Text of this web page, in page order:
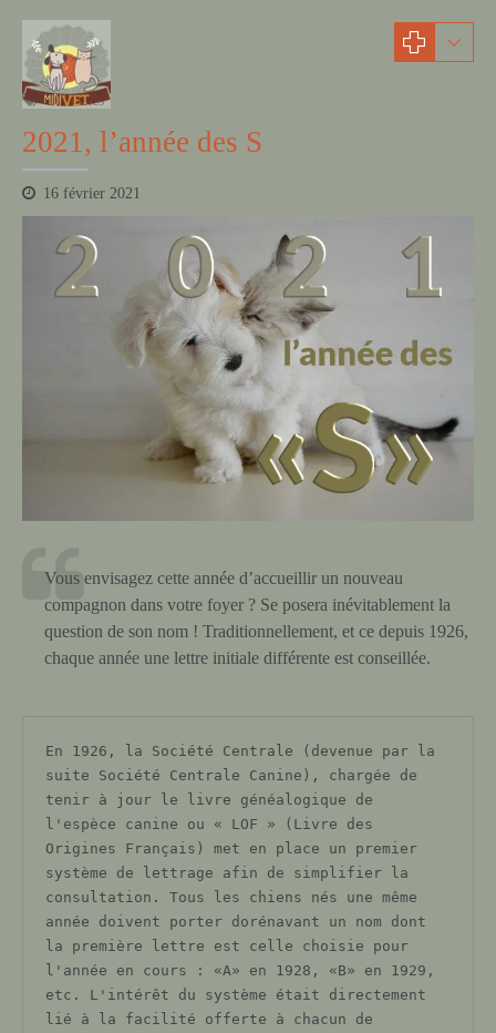
actualités
2021, l’année des S
16 février 2021
Vous envisagez cette année d’accueillir un nouveau
compagnon dans votre foyer ? Se posera inévitablement la
question de son nom ! Traditionnellement, et ce depuis 1926,
chaque année une lettre initiale différente est conseillée.
En 1926, la Société Centrale (devenue par la
suite Société Centrale Canine), chargée de
tenir à jour le livre généalogique de
l'espèce canine ou « LOF » (Livre des
Origines Français) met en place un premier
système de lettrage afin de simplifier la
consultation. Tous les chiens nés une même
année doivent porter dorénavant un nom dont
la première lettre est celle choisie pour
l'année en cours : «A» en 1928, «B» en 1929,
etc. L'intérêt du système était directement
lié à la facilité offerte à chacun de